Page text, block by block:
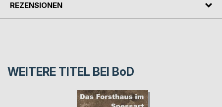
REZENSIONEN
WEITERE TITEL BEI BoD